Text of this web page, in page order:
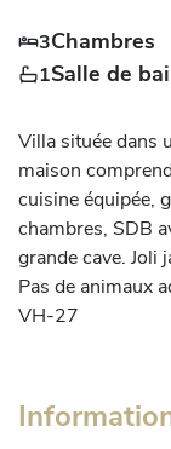
3Chambres
1Salle de
Villa située dans
maison
cuisine équipée,
chambres, SDB
grande cave.
Pas de animaux
VH-27